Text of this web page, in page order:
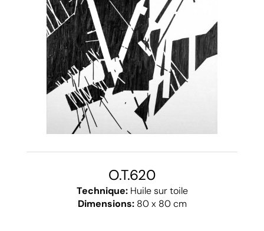
O.T.620
Technique:Huile sur toile
Dimensions:80 x 80 cm